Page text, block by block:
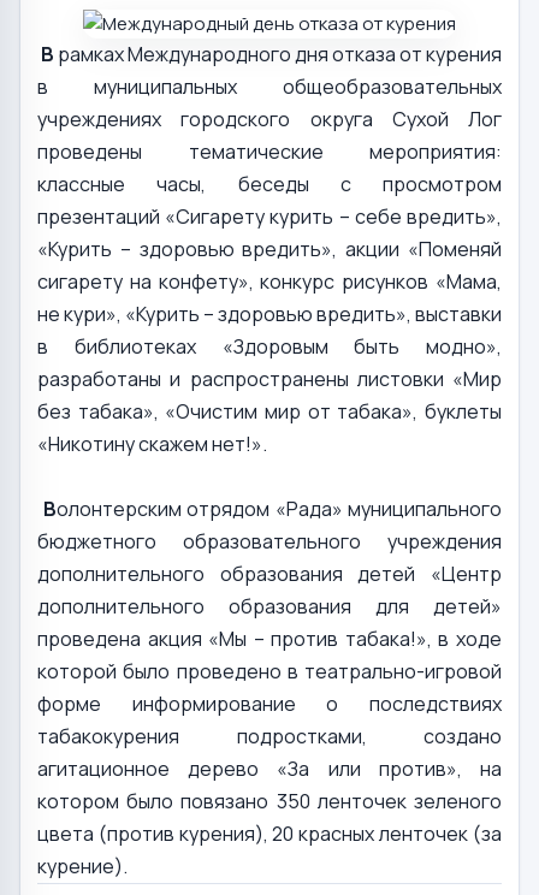
В рамках Международного дня отказа от курения
в муниципальных общеобразовательных
учреждениях городского округа Сухой Лог
проведены тематические мероприятия:
классные часы, беседы с просмотром
презентаций «Сигарету курить – себе вредить»,
«Курить – здоровью вредить», акции «Поменяй
сигарету на конфету», конкурс рисунков «Мама,
не кури», «Курить – здоровью вредить», выставки
в библиотеках «Здоровым быть модно»,
разработаны и распространены листовки «Мир
без табака», «Очистим мир от табака», буклеты
«Никотину скажем нет!».
Волонтерским отрядом «Рада» муниципального
бюджетного образовательного учреждения
дополнительного образования детей «Центр
дополнительного образования для детей»
проведена акция «Мы – против табака!», в ходе
которой было проведено в театрально-игровой
форме информирование о последствиях
табакокурения подростками, создано
агитационное дерево «За или против», на
котором было повязано 350 ленточек зеленого
цвета (против курения), 20 красных ленточек (за
курение).